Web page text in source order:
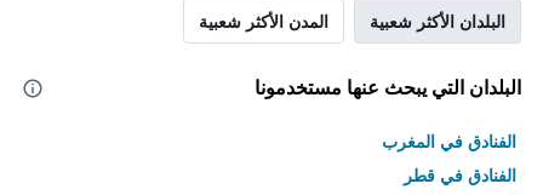
البلدان الأكثر شعبية المدن الأكثر شعبية
البلدان التي يبحث عنها مستخدمونا
الفنادق في المغرب
الفنادق في قطر